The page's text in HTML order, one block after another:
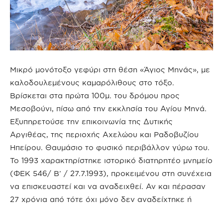
Μικρό μονότοξο γεφύρι στη θέση «Άγιος Μηνάς», με
καλοδουλεμένους καμαρόλιθους στο τόξο.
Βρίσκεται στα πρώτα 100μ. του δρόμου προς
Μεσοβούνι, πίσω από την εκκλησία του Αγίου Μηνά.
Εξυπηρετούσε την επικοινωνία της Δυτικής
Αργιθέας, της περιοχής Αχελώου και Ραδοβυζίου
Ηπείρου. Θαυμάσιο το φυσικό περιβάλλον γύρω του.
Το 1993 χαρακτηρίστηκε ιστορικό διατηρητέο μνημείο
(ΦΕΚ 546/ Β’ / 27.7.1993), προκειμένου στη συνέχεια
να επισκευαστεί και να αναδειχθεί. Αν και πέρασαν
27 χρόνια από τότε όχι μόνο δεν αναδείχτηκε ή